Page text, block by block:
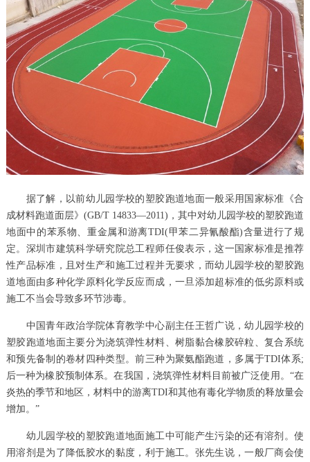
据了解，以前幼儿园学校的塑胶跑道地面一般采用国家标准《合
成材料跑道面层》(GB/T 14833—2011)，其中对幼儿园学校的塑胶跑道
地面中的苯系物、重金属和游离TDI(甲苯二异氰酸酯)含量进行了规
定。深圳市建筑科学研究院总工程师任俊表示，这一国家标准是推荐
性产品标准，且对生产和施工过程并无要求，而幼儿园学校的塑胶跑
道地面由多种化学原料化学反应而成，一旦添加超标准的低劣原料或
施工不当会导致多环节涉毒。
中国青年政治学院体育教学中心副主任王哲广说，幼儿园学校的
塑胶跑道地面主要分为浇筑弹性材料、树脂黏合橡胶碎粒、复合系统
和预先备制的卷材四种类型。前三种为聚氨酯跑道，多属于TDI体系;
后一种为橡胶预制体系。在我国，浇筑弹性材料目前被广泛使用。“在
炎热的季节和地区，材料中的游离TDI和其他有毒化学物质的释放量会
增加。”
幼儿园学校的塑胶跑道地面施工中可能产生污染的还有溶剂。使
用溶剂是为了降低胶水的黏度，利于施工。张先生说，一般厂商会使